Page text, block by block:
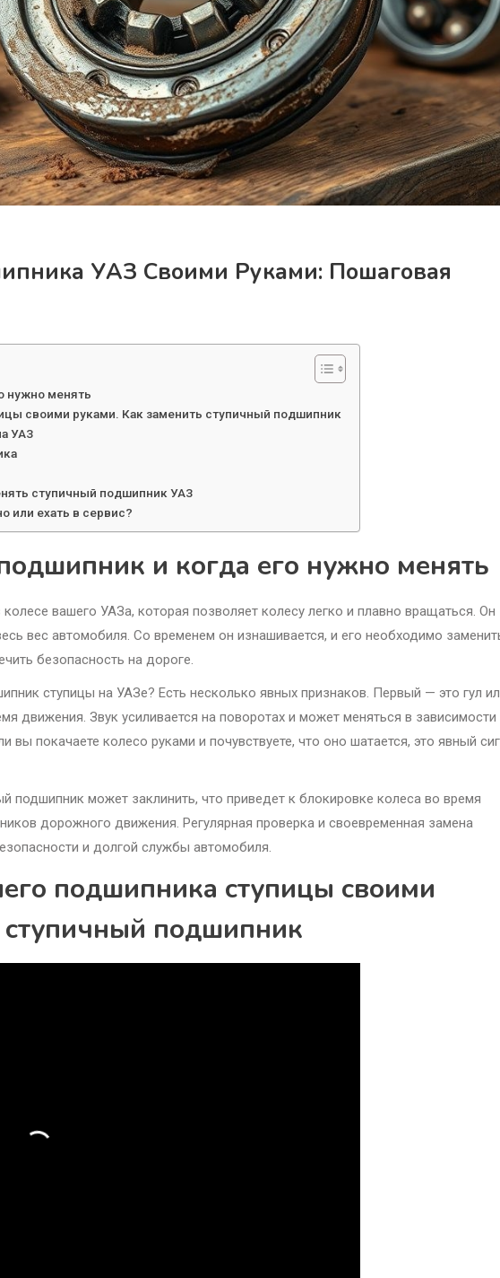
УАЗ Своими Руками: Пошаговая
нужно менять
своими руками. Как заменить ступичный подшипник
УАЗ
ступичный подшипник УАЗ
или ехать в сервис?
и когда его нужно менять
вашего УАЗа, которая позволяет колесу легко и плавно вращаться. Он
вес автомобиля. Со временем он изнашивается, и его необходимо
безопасность на дороге.
ступицы на УАЗе? Есть несколько явных признаков. Первый — это гул
движения. Звук усиливается на поворотах и может меняться в зависимости
покачаете колесо руками и почувствуете, что оно шатается, это явный
подшипник может заклинить, что приведет к блокировке колеса во время
дорожного движения. Регулярная проверка и своевременная замена
и долгой службы автомобиля.
подшипника ступицы своими
подшипник